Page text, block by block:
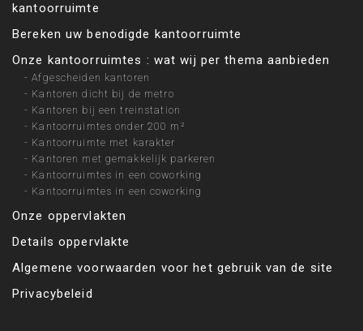
kantoorruimte
Bereken uw benodigde kantoorruimte
Onze kantoorruimtes : wat wij per thema aanbieden
-Afgescheiden kantoren
- Kantoren dicht bij de metro
- Kantoren bij een treinstation
- Kantoorruimtes onder 200 m²
- Kantoorruimte met karakter
- Kantoren met gemakkelijk parkeren
- Kantoorruimtes in een coworking
- Kantoorruimtes in een coworking
Onze oppervlakten
Details oppervlakte
Algemene voorwaarden voor het gebruik van de site
Privacybeleid